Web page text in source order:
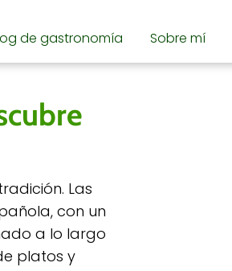
de gastronomía Sobre mí
Las
con un
a lo largo
platos y